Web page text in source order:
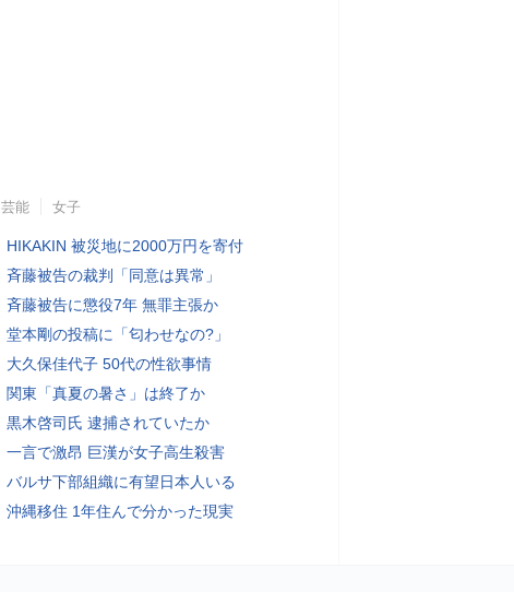
芸能 女子
HIKAKIN 被災地に2000万円を寄付
斉藤被告の裁判「同意は異常」
斉藤被告に懲役7年 無罪主張か
堂本剛の投稿に「匂わせなの?」
大久保佳代子 50代の性欲事情
関東「真夏の暑さ」は終了か
黒木啓司氏 逮捕されていたか
一言で激昂 巨漢が女子高生殺害
バルサ下部組織に有望日本人いる
沖縄移住 1年住んで分かった現実